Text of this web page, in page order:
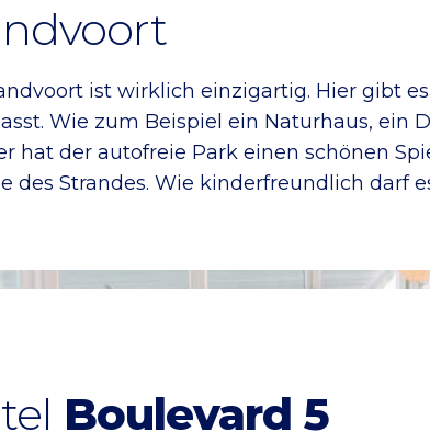
ist wirklich einzigartig. Hier gibt
Wie zum Beispiel ein Naturhaus, ein
hat der autofreie Park einen schönen
des Strandes. Wie kinderfreundlich darf
Boulevard 5